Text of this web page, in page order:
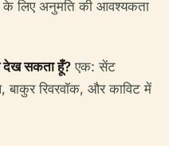
के लिए अनुमति की आवश्यकता
देख सकता हूँ? एक: सेंट
रिवरवॉक, और काविट में